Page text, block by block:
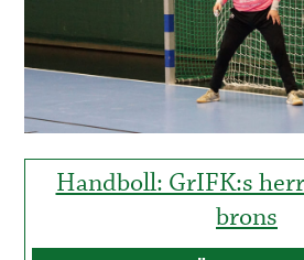
KULTUR
HISTORIA
HISTORIA
YLEINEN
ALLMÄN
MAINOSTAJILLE
ANNONSÖRER
Handboll: GrIFK:s
brons